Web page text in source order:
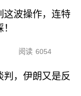
这波操作，连特
阅读 6054
判，伊朗又是反